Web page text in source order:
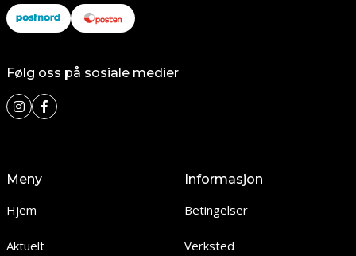
Følg oss på sosiale medier
Meny
Hjem
Aktuelt
Informasjon
Betingelser
Verksted